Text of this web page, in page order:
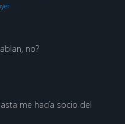
no?
me hacía socio del